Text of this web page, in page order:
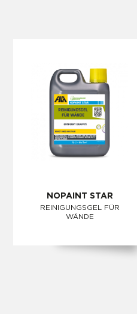
NOPAINT STAR
REINIGUNGSGEL FÜR
WÄNDE